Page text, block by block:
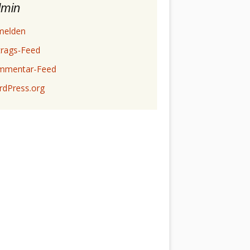
Feed
Feed